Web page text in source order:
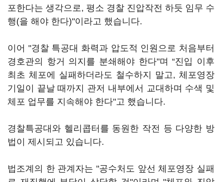
포한다는 생각으로, 평소 경찰 진압작전 하듯 임무 수
행(을 해야 한다)"이라고 했습니다.
이어 "경찰 특공대 화력과 압도적 인원으로 처음부터
경호관의 항거 의지를 분쇄해야 한다"며 “진입 이후
최초 체포에 실패하더라도 철수하지 말고, 체포영장
기일이 끝날 때까지 관저 내부에서 교대하며 수색 및
체포 업무를 지속해야 한다"고 했습니다.
경찰특공대와 헬리콥터를 동원한 작전 등 다양한 방
법이 제시되고 있습니다.
법조계의 한 관계자는 "공수처도 앞선 체포영장 실패